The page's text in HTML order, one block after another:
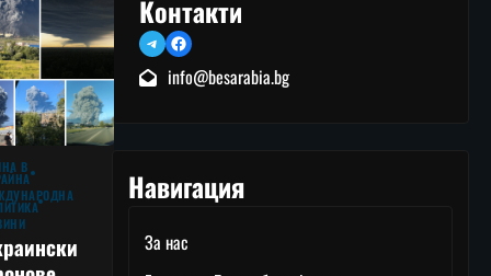
В
Контакти
TelegramFacebook
info@besarabia.bg
Навигация
За нас